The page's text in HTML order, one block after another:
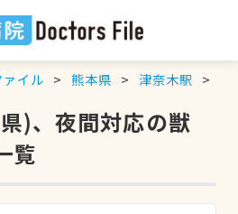
イル 熊本県 津奈木駅
)、夜間対応の獣
覧